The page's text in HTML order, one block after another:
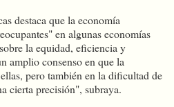
destaca que la economía
en algunas economías
la equidad, eficiencia y
amplio consenso en que la
pero también en la dificultad de
cierta precisión", subraya.